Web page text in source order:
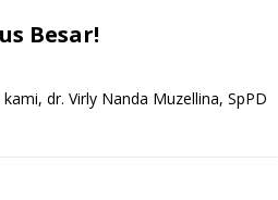
Besar!
dr. Virly Nanda Muzellina, SpPD